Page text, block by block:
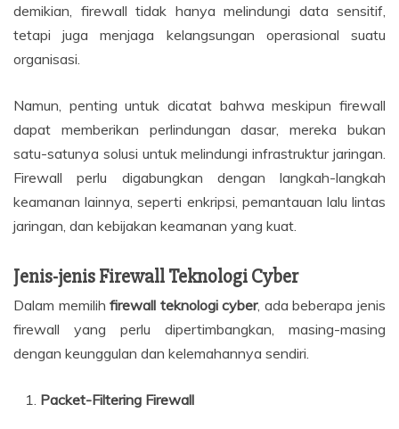
demikian, firewall tidak hanya melindungi data sensitif,
tetapi juga menjaga kelangsungan operasional suatu
organisasi.
Namun, penting untuk dicatat bahwa meskipun firewall
dapat memberikan perlindungan dasar, mereka bukan
satu-satunya solusi untuk melindungi infrastruktur jaringan.
Firewall perlu digabungkan dengan langkah-langkah
keamanan lainnya, seperti enkripsi, pemantauan lalu lintas
jaringan, dan kebijakan keamanan yang kuat.
Jenis-jenis Firewall Teknologi Cyber
Dalam memilihfirewall teknologi cyber, ada beberapa jenis
firewall yang perlu dipertimbangkan, masing-masing
dengan keunggulan dan kelemahannya sendiri.
Packet-Filtering Firewall